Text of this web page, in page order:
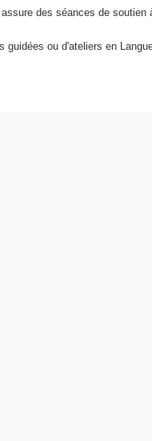
des séances de
ou d'ateliers en